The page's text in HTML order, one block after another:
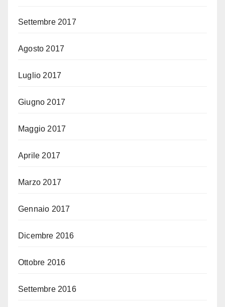
Settembre 2017
Agosto 2017
Luglio 2017
Giugno 2017
Maggio 2017
Aprile 2017
Marzo 2017
Gennaio 2017
Dicembre 2016
Ottobre 2016
Settembre 2016